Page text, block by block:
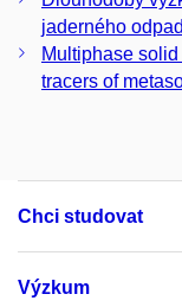
jaderného
Multiphase
tracers of
Chci studovat
Výzkum